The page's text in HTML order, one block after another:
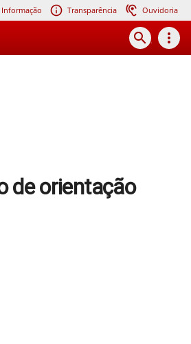
Informação Transparência Ouvidoria
search more_vert
de orientação